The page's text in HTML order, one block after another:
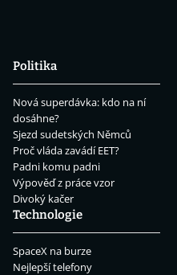
Politika
Nová superdávka: kdo na ní
dosáhne?
Sjezd sudetských Němců
Proč vláda zavádí EET?
Padni komu padni
Výpověď z práce vzor
Divoký kačer
Technologie
SpaceX na burze
Nejlepší telefony